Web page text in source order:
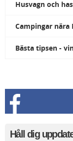
Husvagn och
Campingar nära
Bästa tipsen -
Håll dig